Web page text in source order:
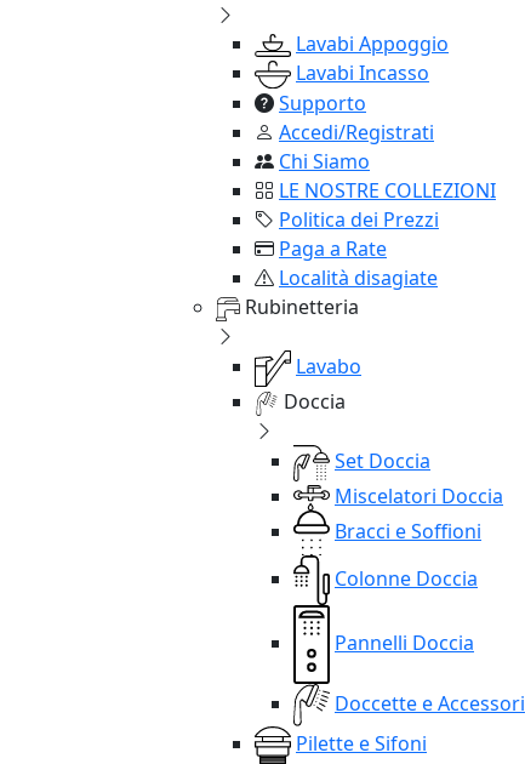
Lavabi Appoggio
Lavabi Incasso
Supporto
Accedi/Registrati
Chi Siamo
LE NOSTRE COLLEZIONI
Politica dei Prezzi
Paga a Rate
Località disagiate
Rubinetteria
Lavabo
Doccia
Set Doccia
Miscelatori Doccia
Bracci e Soffioni
Colonne Doccia
Pannelli Doccia
Doccette e Accessori
Pilette e Sifoni